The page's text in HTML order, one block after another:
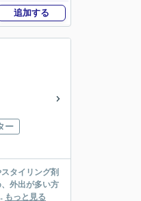
追加する
ー
タイリング剤
外出が多い方
もっと見る